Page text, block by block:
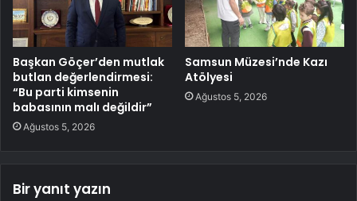
Başkan Göçer’den mutlak
butlan değerlendirmesi:
“Bu parti kimsenin
babasının malı değildir”
Ağustos 5, 2026
Samsun Müzesi’nde Kazı
Atölyesi
Ağustos 5, 2026
Bir yanıt yazın